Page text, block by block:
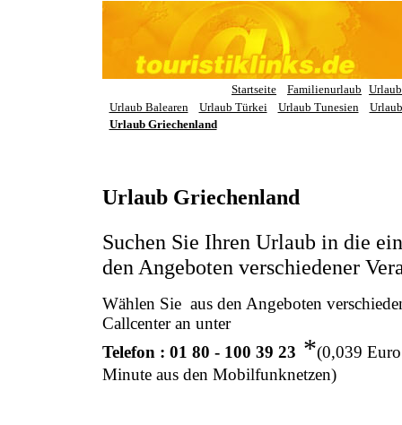
Startseite Familienurlaub
Urlaub Balearen
Urlaub Türkei Urlaub Tunesien
Urlaub Griechenland
Urlaub Griechenland
Suchen Sie Ihren Urlaub in die
den Angeboten verschiedener
Wählen Sie aus den Angeboten
Callcenter an unter
Telefon : 01 80 - 100 39 23 *(0,039
Minute aus den Mobilfunknetzen)